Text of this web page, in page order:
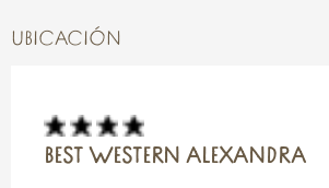
UBICACIÓN
BEST WESTERN ALEXANDRA